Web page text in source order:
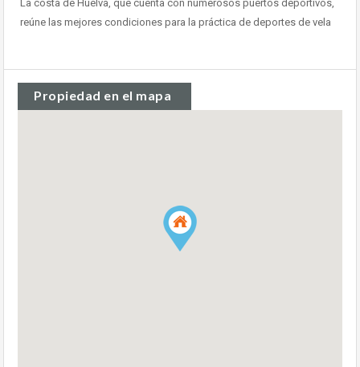
La costa de Huelva, que cuenta con numerosos puertos deportivos,
reúne las mejores condiciones para la práctica de deportes de vela
Propiedad en el mapa